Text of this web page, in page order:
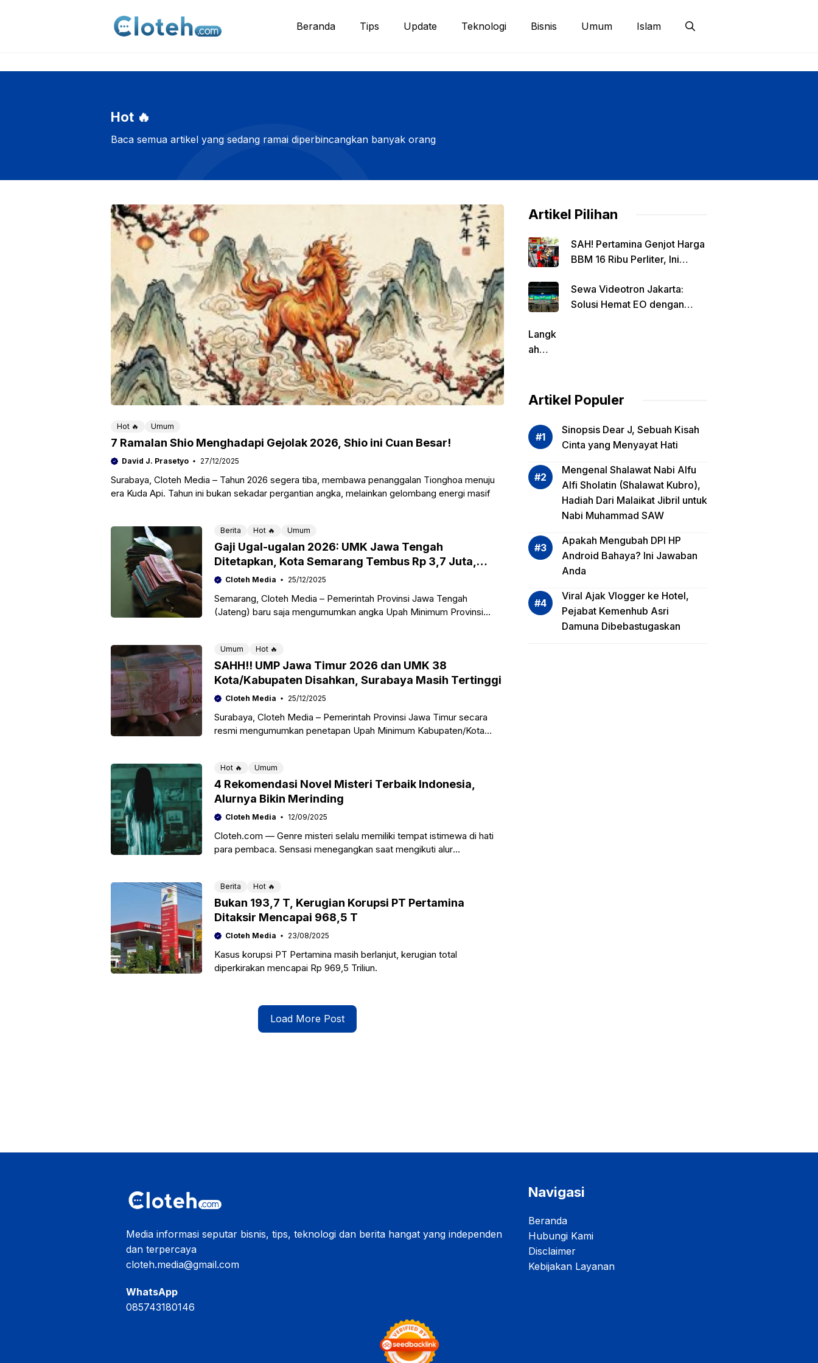
Beranda Tips Update Teknologi Bisnis Umum Islam
Hot 🔥
Baca semua artikel yang sedang ramai diperbincangkan banyak orang
Hot 🔥 Umum
7 Ramalan Shio Menghadapi Gejolak 2026, Shio ini Cuan Besar!
David J. Prasetyo 27/12/2025
Surabaya, Cloteh Media – Tahun 2026 segera tiba, membawa penanggalan Tionghoa menuju
era Kuda Api. Tahun ini bukan sekadar pergantian angka, melainkan gelombang energi masif
Berita Hot 🔥 Umum
Gaji Ugal-ugalan 2026: UMK Jawa Tengah
Ditetapkan, Kota Semarang Tembus Rp 3,7 Juta,
Banjarnegara Paling Buntung
Cloteh Media 25/12/2025
Semarang, Cloteh Media – Pemerintah Provinsi Jawa Tengah
(Jateng) baru saja mengumumkan angka Upah Minimum Provinsi
Umum Hot 🔥
SAHH!! UMP Jawa Timur 2026 dan UMK 38
Kota/Kabupaten Disahkan, Surabaya Masih Tertinggi
Cloteh Media 25/12/2025
Surabaya, Cloteh Media – Pemerintah Provinsi Jawa Timur secara
resmi mengumumkan penetapan Upah Minimum Kabupaten/Kota
Hot 🔥 Umum
4 Rekomendasi Novel Misteri Terbaik Indonesia,
Alurnya Bikin Merinding
Cloteh Media 12/09/2025
Cloteh.com — Genre misteri selalu memiliki tempat istimewa di hati
para pembaca. Sensasi menegangkan saat mengikuti alur
Berita Hot 🔥
Bukan 193,7 T, Kerugian Korupsi PT Pertamina
Ditaksir Mencapai 968,5 T
Cloteh Media 23/08/2025
Kasus korupsi PT Pertamina masih berlanjut, kerugian total
diperkirakan mencapai Rp 969,5 Triliun.
Load More Post
Artikel Pilihan
SAH! Pertamina Genjot Harga
BBM 16 Ribu Perliter, Ini
Sewa Videotron Jakarta:
Solusi Hemat EO dengan
Langk
ah
dalam
si
Risiko
asi
Reksa
Artikel Populer
Sinopsis Dear J, Sebuah Kisah
Cinta yang Menyayat Hati
Mengenal Shalawat Nabi Alfu
Alfi Sholatin (Shalawat Kubro),
Hadiah Dari Malaikat Jibril untuk
Nabi Muhammad SAW
Apakah Mengubah DPI HP
Android Bahaya? Ini Jawaban
Anda
Viral Ajak Vlogger ke Hotel,
Pejabat Kemenhub Asri
Damuna Dibebastugaskan
Media informasi seputar bisnis, tips, teknologi dan berita hangat yang independen
dan terpercaya
cloteh.media@gmail.com
WhatsApp
085743180146
Navigasi
Beranda
Hubungi Kami
Disclaimer
Kebijakan Layanan